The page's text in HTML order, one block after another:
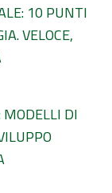
10 PUNTI
VELOCE,
DI